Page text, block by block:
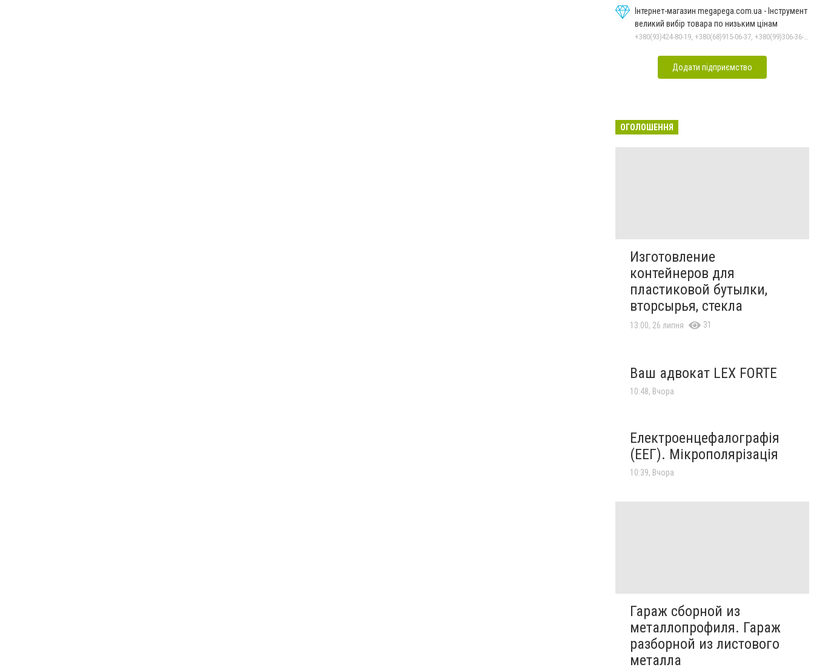
Інтернет-магазин megapega.com.ua - Інструмент
великий вибір товара по низьким цінам
Додати підприємство
ОГОЛОШЕННЯ
Изготовление
контейнеров для
пластиковой бутылки,
вторсырья, стекла
13:00, 26 липня 31
Ваш адвокат LEX FORTE
10:48, Вчора
Електроенцефалографія
(ЕЕГ). Мікрополярізація
10:39, Вчора
Гараж сборной из
металлопрофиля. Гараж
разборной из листового
металла